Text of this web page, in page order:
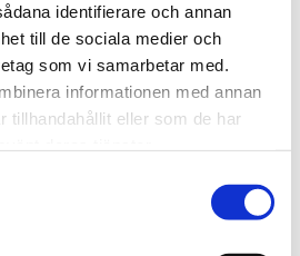
identifierare och annan
till de sociala medier och
som vi samarbetar med.
informationen med annan
tillhandahållit eller som de har